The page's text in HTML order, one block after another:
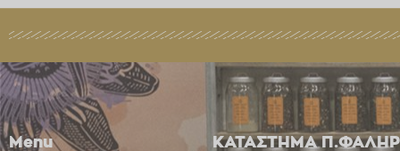
Menu ΚΑΤΑΣΤΗΜΑ